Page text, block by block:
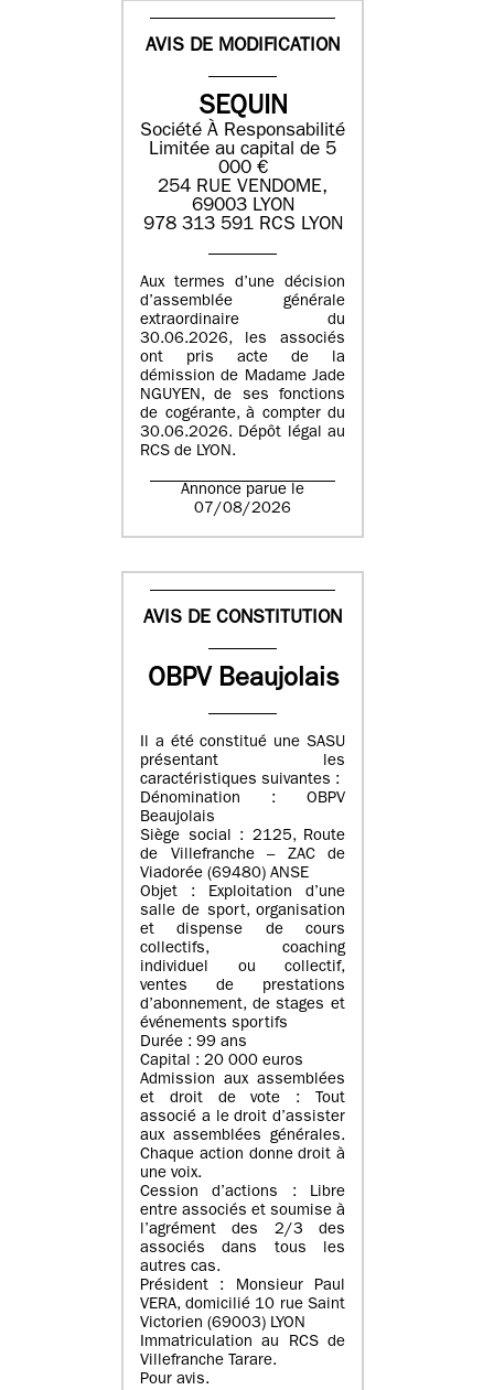
AVIS DE MODIFICATION
SEQUIN
Société À Responsabilité
Limitée au capital de 5
000 €
254 RUE VENDOME,
69003 LYON
978 313 591 RCS LYON
Aux termes d’une décision
d’assemblée générale
extraordinaire du
30.06.2026, les associés
ont pris acte de la
démission de Madame Jade
NGUYEN, de ses fonctions
de cogérante, à compter du
30.06.2026. Dépôt légal au
RCS de LYON.
Annonce parue le
07/08/2026
AVIS DE CONSTITUTION
OBPV Beaujolais
Il a été constitué une SASU
présentant les
caractéristiques suivantes :
Dénomination : OBPV
Beaujolais
Siège social : 2125, Route
de Villefranche – ZAC de
Viadorée (69480) ANSE
Objet : Exploitation d’une
salle de sport, organisation
et dispense de cours
collectifs, coaching
individuel ou collectif,
ventes de prestations
d’abonnement, de stages et
événements sportifs
Durée : 99 ans
Capital : 20 000 euros
Admission aux assemblées
et droit de vote : Tout
associé a le droit d’assister
aux assemblées générales.
Chaque action donne droit à
une voix.
Cession d’actions : Libre
entre associés et soumise à
l’agrément des 2/3 des
associés dans tous les
autres cas.
Président : Monsieur Paul
VERA, domicilié 10 rue Saint
Victorien (69003) LYON
Immatriculation au RCS de
Villefranche Tarare.
Pour avis.